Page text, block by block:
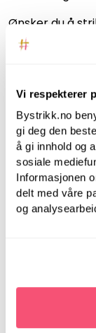
Vi respekterer
Bystrikk.no
gi deg den
å gi innhold og
sosiale
Informasjonen
delt med våre
og
Ønsker du å
kan du enkelt
Endre farger?